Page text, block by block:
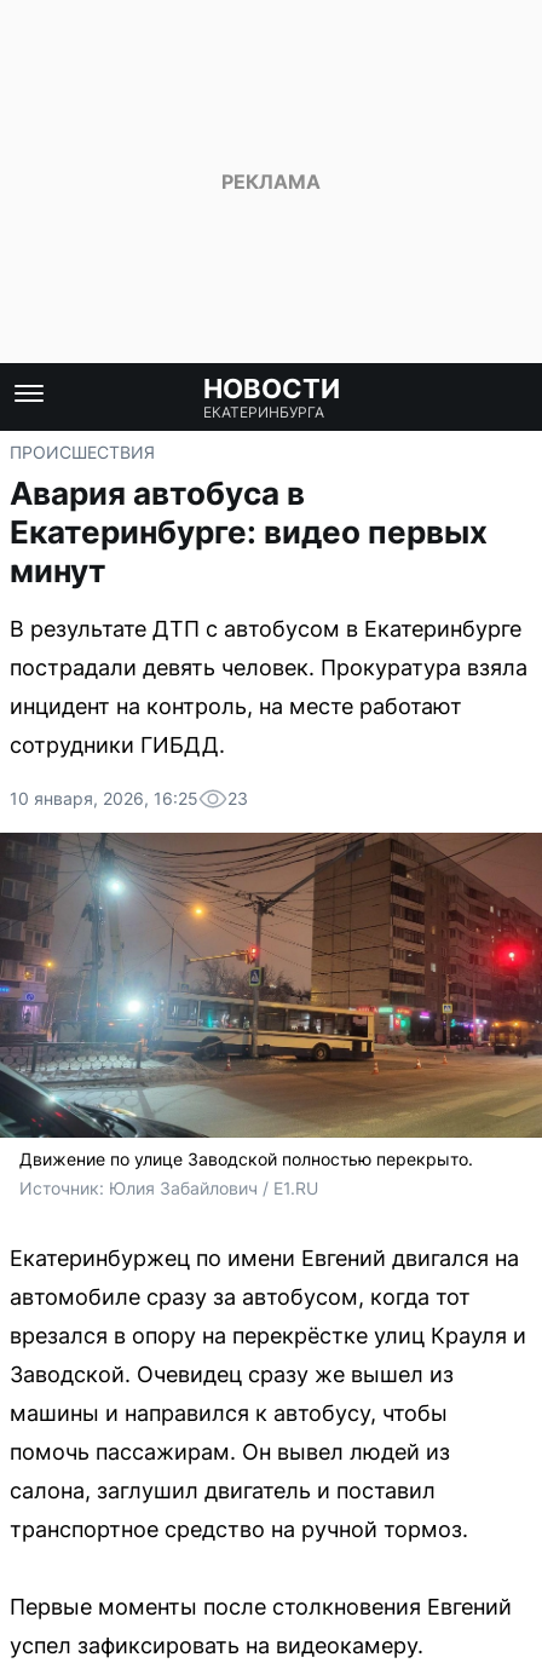
НОВОСТИ
ЕКАТЕРИНБУРГА
ПРОИСШЕСТВИЯ
Авария автобуса в
Екатеринбурге: видео первых
минут
В результате ДТП с автобусом в Екатеринбурге
пострадали девять человек. Прокуратура взяла
инцидент на контроль, на месте работают
сотрудники ГИБДД.
10 января, 2026, 16:25 23
Движение по улице Заводской полностью перекрыто.
Источник: Юлия Забайлович / E1.RU
Екатеринбуржец по имени Евгений двигался на
автомобиле сразу за автобусом, когда тот
врезался в опору на перекрёстке улиц Крауля и
Заводской. Очевидец сразу же вышел из
машины и направился к автобусу, чтобы
помочь пассажирам. Он вывел людей из
салона, заглушил двигатель и поставил
транспортное средство на ручной тормоз.
Первые моменты после столкновения Евгений
успел зафиксировать на видеокамеру.